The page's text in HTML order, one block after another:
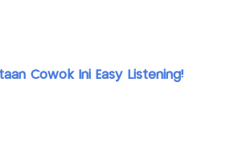
Cowok Ini Easy Listening!